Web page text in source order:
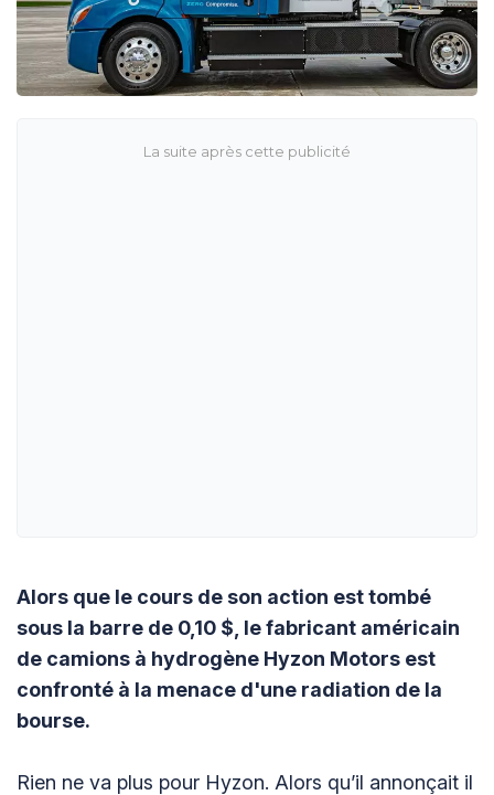
Alors que le cours de son action est tombé
sous la barre de 0,10 $, le fabricant américain
de camions à hydrogène Hyzon Motors est
confronté à la menace d'une radiation de la
bourse.
Rien ne va plus pour Hyzon. Alors qu’il annonçait il